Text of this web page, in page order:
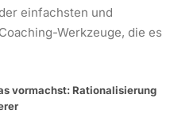
einfachsten und
Werkzeuge, die es
vormachst: Rationalisierung